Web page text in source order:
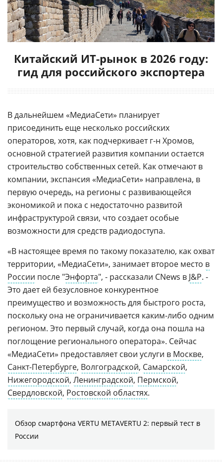
Китайский ИТ-рынок в 2026 году:
гид для российского экспортера
В дальнейшем «МедиаСети» планирует
присоединить еще несколько российских
операторов, хотя, как подчеркивает г-н Хромов,
основной стратегией развития компании остается
строительство собственных сетей. Как отмечают в
компании, экспансия «МедиаСети» направлена, в
первую очередь, на регионы с развивающейся
экономикой и пока с недостаточно развитой
инфраструктурой связи, что создает особые
возможности для средств радиодоступа.
«В настоящее время по такому показателю, как охват
территории, «МедиаСети», занимает второе место в
России после "Энфорта", - рассказали CNews в J&P. -
Это дает ей безусловное конкурентное
преимущество и возможность для быстрого роста,
поскольку она не ограничивается каким-либо одним
регионом. Это первый случай, когда она пошла на
поглощение регионального оператора». Сейчас
«МедиаСети» предоставляет свои услуги в Москве,
Санкт-Петербурге, Волгоградской, Самарской,
Нижегородской, Ленинградской, Пермской,
Свердловской, Ростовской областях.
Обзор смартфона VERTU METAVERTU 2: первый тест в
России